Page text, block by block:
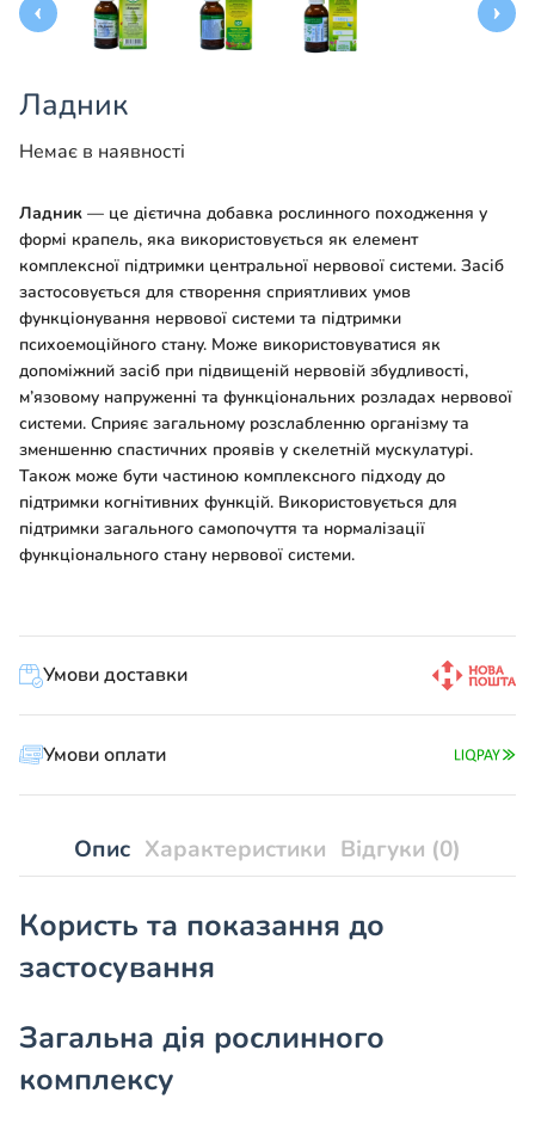
Ладник
Немає в наявності
Ладник — це дієтична добавка рослинного походження у
формі крапель, яка використовується як елемент
комплексної підтримки центральної нервової системи. Засіб
застосовується для створення сприятливих умов
функціонування нервової системи та підтримки
психоемоційного стану. Може використовуватися як
допоміжний засіб при підвищеній нервовій збудливості,
м’язовому напруженні та функціональних розладах нервової
системи. Сприяє загальному розслабленню організму та
зменшенню спастичних проявів у скелетній мускулатурі.
Також може бути частиною комплексного підходу до
підтримки когнітивних функцій. Використовується для
підтримки загального самопочуття та нормалізації
функціонального стану нервової системи.
Умови доставки
Умови оплати
Опис Характеристики Відгуки (0)
Користь та показання до
застосування
Загальна дія рослинного
комплексу